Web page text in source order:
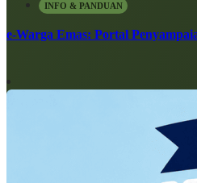
INFO & PANDUAN
e-Warga Emas: Portal